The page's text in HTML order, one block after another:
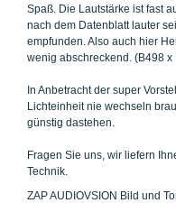
Spaß. Die Lautstärke ist fast
nach dem Datenblatt lauter
empfunden. Also auch hier
wenig abschreckend. (B498 x
In Anbetracht der super
Lichteinheit nie wechseln
günstig dastehen.
Fragen Sie uns, wir liefern
Technik.
ZAP AUDIOVSION Bild und